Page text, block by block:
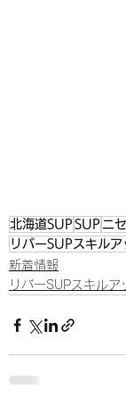
北海道SUPSUP ニ
リバーSUPスキルア
新着情報
リバーSUPスキルア